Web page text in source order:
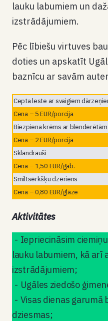
lauku labumiem un
izstrādājumiem.
Pēc lībiešu virtuves
doties un apskatīt
baznīcu ar savām
Cepta leste ar svaigiem
Cena – 5 EUR/porcija
Biezpiena krēms ar
Cena – 2 EUR/porcija
Sklandrauši
Cena – 1,50 EUR/gab.
Smiltsērkšķu dzēriens
Cena – 0,80 EUR/glāze
Aktivitātes
Iepriecināsim
lauku labumiem, kā arī
izstrādājumiem;
Ugāles ziedošo
Visas dienas garumā
dziesmas;